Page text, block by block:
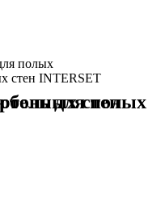
полых
стен INTERSET